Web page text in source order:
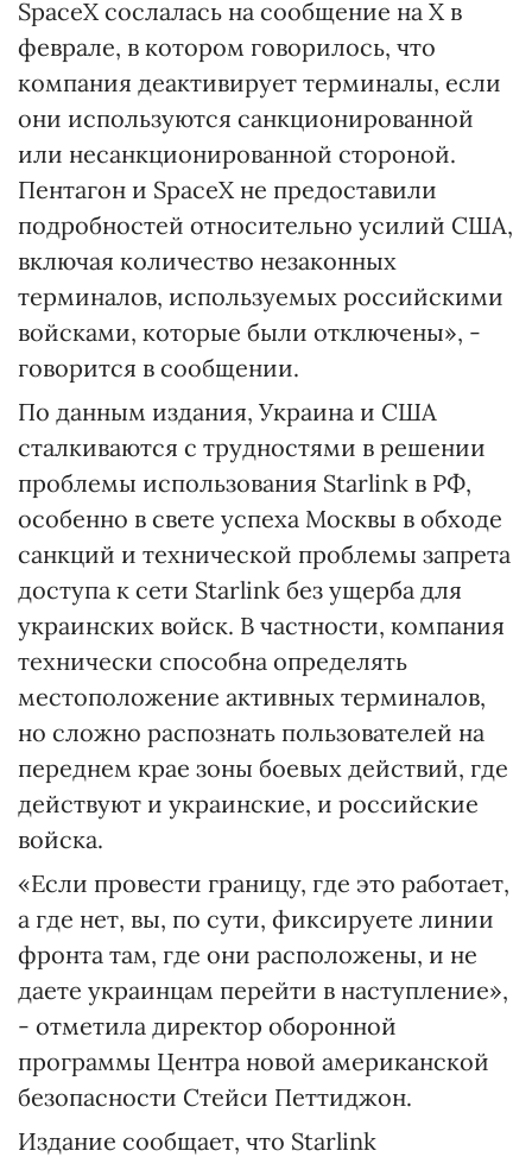
SpaceX сослалась на сообщение на X в
феврале, в котором говорилось, что
компания деактивирует терминалы, если
они используются санкционированной
или несанкционированной стороной.
Пентагон и SpaceX не предоставили
подробностей относительно усилий США,
включая количество незаконных
терминалов, используемых российскими
войсками, которые были отключены», -
говорится в сообщении.
По данным издания, Украина и США
сталкиваются с трудностями в решении
проблемы использования Starlink в РФ,
особенно в свете успеха Москвы в обходе
санкций и технической проблемы запрета
доступа к сети Starlink без ущерба для
украинских войск. В частности, компания
технически способна определять
местоположение активных терминалов,
но сложно распознать пользователей на
переднем крае зоны боевых действий, где
действуют и украинские, и российские
войска.
«Если провести границу, где это работает,
а где нет, вы, по сути, фиксируете линии
фронта там, где они расположены, и не
даете украинцам перейти в наступление»,
- отметила директор оборонной
программы Центра новой американской
безопасности Стейси Петтиджон.
Издание сообщает, что Starlink